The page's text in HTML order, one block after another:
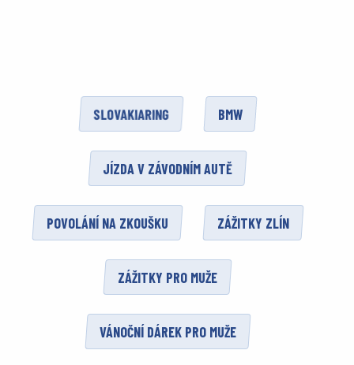
SLOVAKIARING BMW
JÍZDA V ZÁVODNÍM AUTĚ
POVOLÁNÍ NA ZKOUŠKU ZÁŽITKY ZLÍN
ZÁŽITKY PRO MUŽE
VÁNOČNÍ DÁREK PRO MUŽE